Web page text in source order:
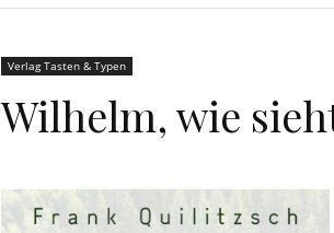
Verlag Tasten & Typen
Wilhelm, wie